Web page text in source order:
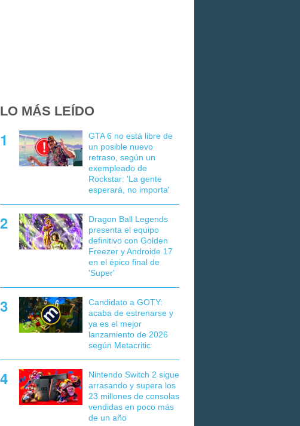
LO MÁS LEÍDO
GTA 6 no está libre de
un posible nuevo
retraso, según un
exempleado de
Rockstar: 'La gente
esperará, no importa'
Dragon Ball Legends
presenta el equipo
definitivo con Golden
Freezer y Androide 17
en el épico final de
'Super'
Candidato a GOTY:
acaba de estrenarse y
ya es el mejor
lanzamiento de 2026
según Metacritic
Nintendo Switch 2 sigue
arrasando y supera los
23 millones de consolas
vendidas en poco más
de un año